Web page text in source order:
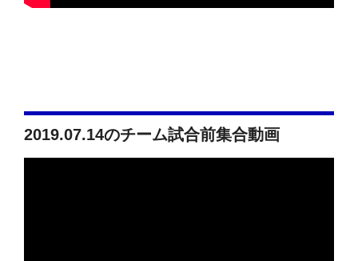
2019.07.14のチーム試合前集合動画